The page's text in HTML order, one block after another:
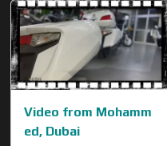
Video from Mohamm
ed, Dubai